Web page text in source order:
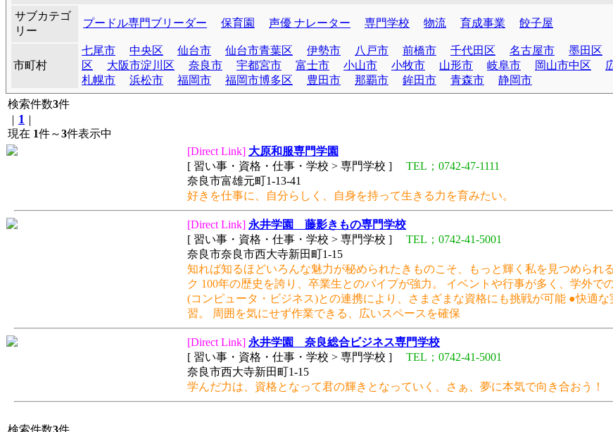
サブカテゴ
リー
プードル専門ブリーダー 保育園 声優 ナレーター 専門学校 物流 育成事業 餃子屋
市町村
七尾市 中央区 仙台市 仙台市青葉区 伊勢市 八戸市 前橋市 千代田区 名古屋市 墨田区
区
大阪市淀川区 奈良市 宇都宮市 富士市 小山市 小牧市 山形市 岐阜市 岡山市中区
札幌市
浜松市 福岡市 福岡市博多区 豊田市 那覇市 鉾田市 青森市
静岡市
検索件数3件
1
現在 1件～3件表示中
[Direct Link] 大原和服専門学園
[ 習い事・資格・仕事・学校 > 専門学校 ] TEL；0742-47-1111
奈良市富雄元町1-13-41
好きを仕事に、自分らしく、自身を持って生きる力を育みたい。
[Direct Link] 永井学園 藤影きもの専門学校
[ 習い事・資格・仕事・学校 > 専門学校 ] TEL；0742-41-5001
奈良市奈良市西大寺新田町1-15
知れば知るほどいろんな魅力が秘められたきものこそ、もっと輝く私を見つめられ
ク 100年の歴史を誇り、卒業生とのパイプが強力。 イベントや行事が多く、学外で
(コンピュータ・ビジネス)との連携により、さまざまな資格にも挑戦が可能 ●快適
習。 周囲を気にせず作業できる、広いスペースを確保
[Direct Link] 永井学園 奈良総合ビジネス専門学校
[ 習い事・資格・仕事・学校 > 専門学校 ] TEL；0742-41-5001
奈良市西大寺新田町1-15
学んだ力は、資格となって君の輝きとなっていく、さぁ、夢に本気で向き合おう！
検索件数3件